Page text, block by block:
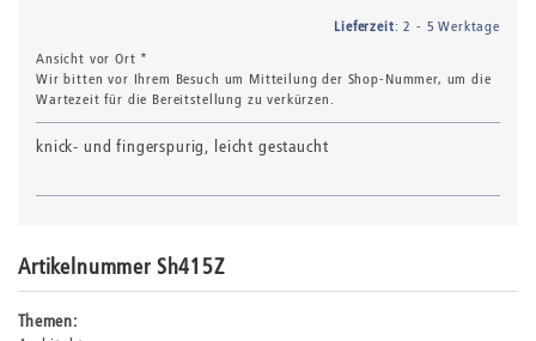
Lieferzeit: 2 - 5 Werktage
Ansicht vor Ort *
Wir bitten vor Ihrem Besuch um Mitteilung der Shop-Nummer, um die
Wartezeit für die Bereitstellung zu verkürzen.
knick- und fingerspurig, leicht gestaucht
Artikelnummer Sh415Z
Themen: